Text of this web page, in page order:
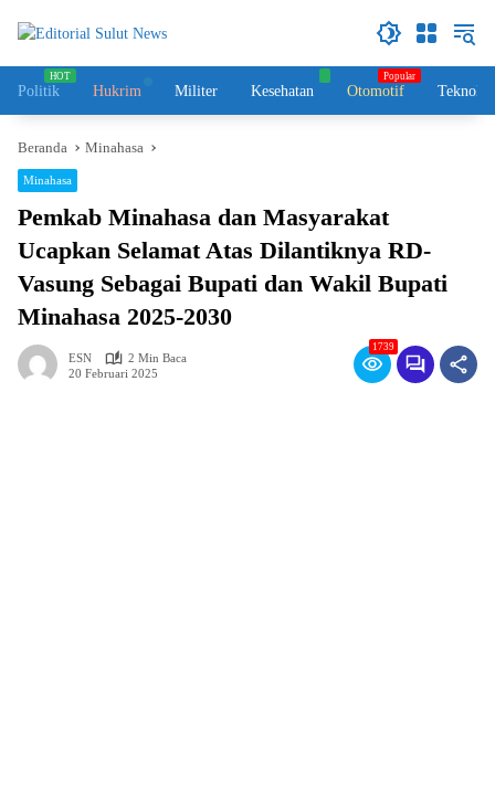
Politik Hukrim Militer Kesehatan Otomotif
Beranda Minahasa
Minahasa
Pemkab Minahasa dan Masyarakat
Ucapkan Selamat Atas Dilantiknya RD-
Vasung Sebagai Bupati dan Wakil Bupati
Minahasa 2025-2030
ESN
2 Min Baca
20 Februari 2025
1739